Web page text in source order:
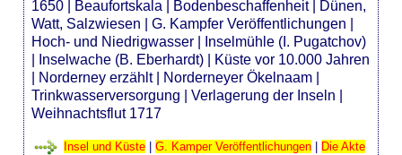
1650
Beaufortskala Bodenbeschaffenheit|
Dünen,
Watt, Salzwiesen |G. Kampfer Veröffentlichungen
Hoch- und Niedrigwasser
Inselmühle (I. Pugatchov)
Inselwache (B. Eberhardt)
Küste vor 10.000 Jahren
Norderney erzählt| Norderneyer Ökelnaam
Trinkwasserversorgung |Verlagerung der Inseln
Weihnachtsflut 1717
Insel und Küste |G. Kamper Veröffentlichungen
Die Akte